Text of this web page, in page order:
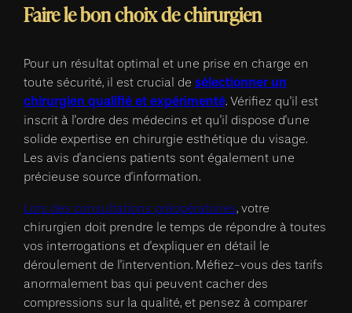
Faire le bon choix de chirurgien
Pour un résultat optimal et une prise en charge en
toute sécurité, il est crucial de sélectionner un
chirurgien qualifié et expérimenté. Vérifiez qu'il est
inscrit à l'ordre des médecins et qu'il dispose d'une
solide expertise en chirurgie esthétique du visage.
Les avis d'anciens patients sont également une
précieuse source d'information.
Lors des consultations préopératoires, votre
chirurgien doit prendre le temps de répondre à toutes
vos interrogations et d'expliquer en détail le
déroulement de l'intervention. Méfiez-vous des tarifs
anormalement bas qui peuvent cacher des
compressions sur la qualité, et pensez à comparer